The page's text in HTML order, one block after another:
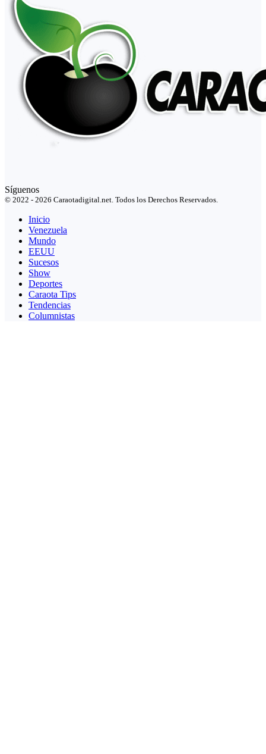
Síguenos
© 2022 - 2026 Caraotadigital.net. Todos los Derechos Reservados.
Inicio
Venezuela
Mundo
EEUU
Sucesos
Show
Deportes
Caraota Tips
Tendencias
Columnistas